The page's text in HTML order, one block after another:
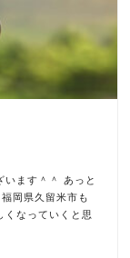
います＾＾ あっと
岡県久留米市も
くなっていくと思